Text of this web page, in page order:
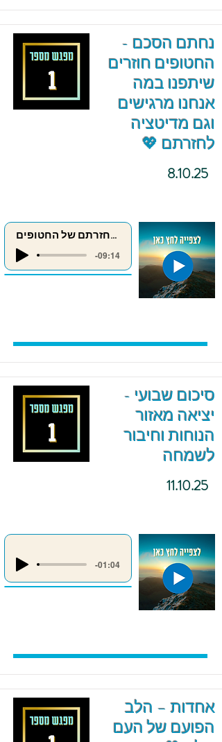
נחתם הסכם -
החטופים חוזרים
שיתפנו במה
אנחנו מרגישים
וגם מדיטציה
לחזרתם 💖
8.10.25
מדיטציה לחזרתם של החטופים
-09:14
סיכום שבועי -
יציאה מאזור
הנוחות וחיבור
לשמחה
11.10.25
-01:04
אחדות – הלב
הפועם של העם